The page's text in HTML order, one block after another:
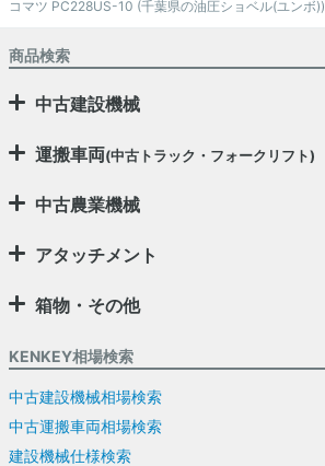
コマツ PC228US-10 (千葉県の油圧ショベル(ユンボ))
商品検索
中古建設機械
運搬車両(中古トラック・フォークリフト)
中古農業機械
アタッチメント
箱物・その他
KENKEY相場検索
中古建設機械相場検索
中古運搬車両相場検索
建設機械仕様検索